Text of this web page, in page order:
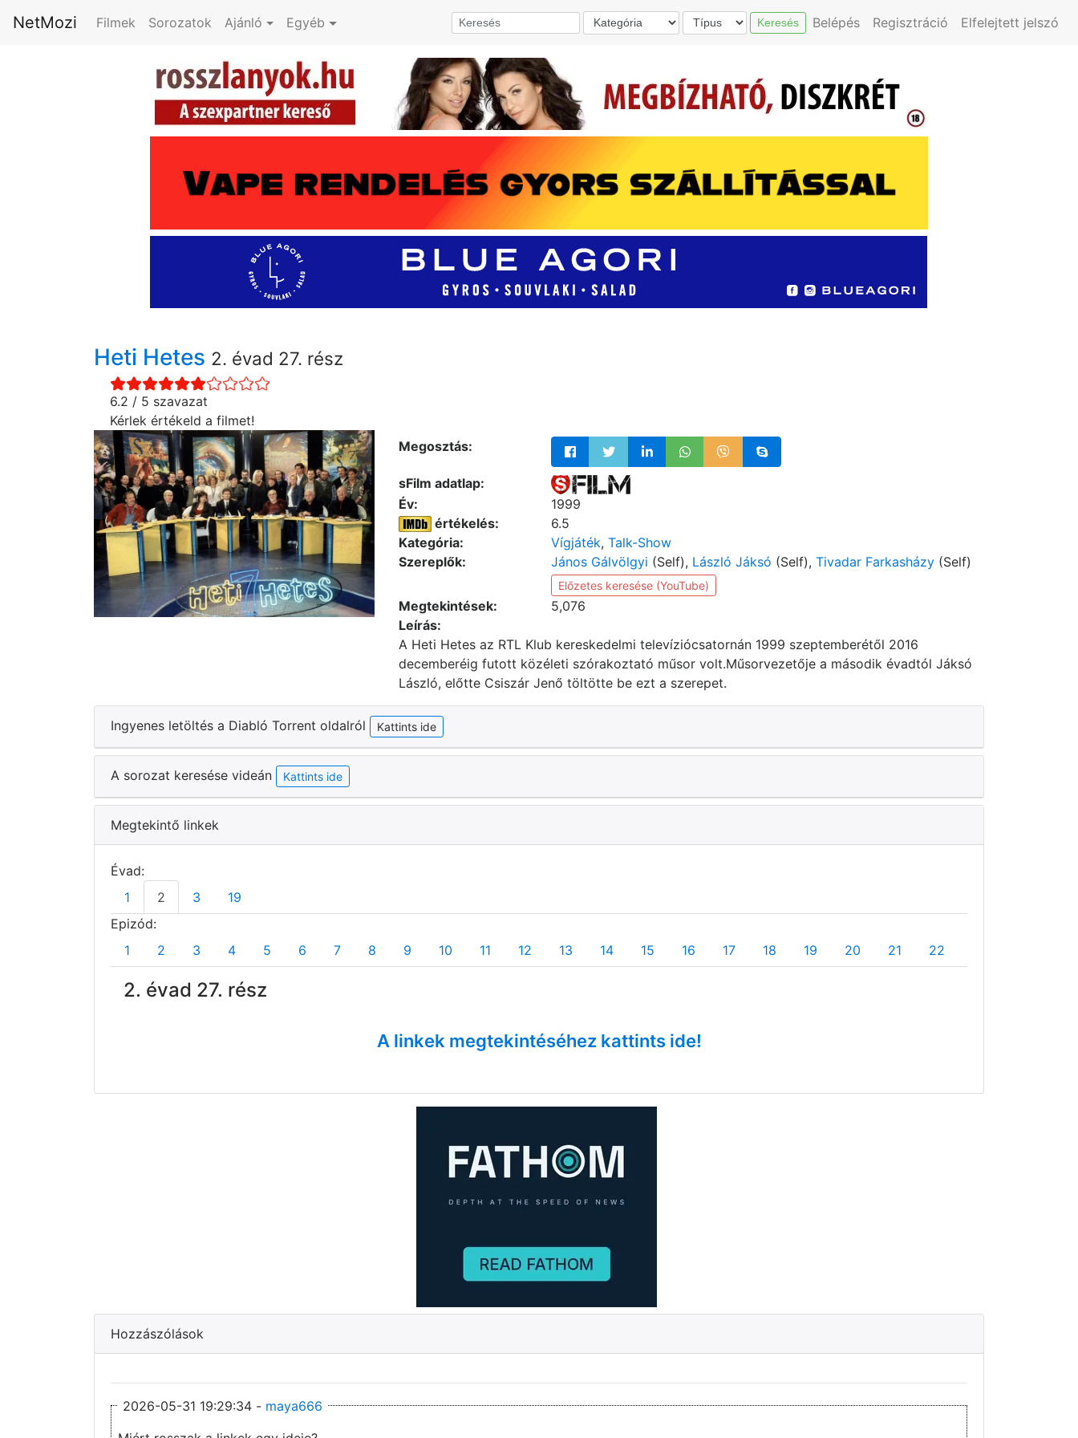
NetMozi Filmek Sorozatok Ajánló Egyéb Keresés Belépés Regisztráció Elfelejtett jelszó
Heti Hetes 2. évad 27. rész
6.2 / 5 szavazat
Kérlek értékeld a filmet!
Megosztás:
sFilm adatlap:
Év:
1999
értékelés:
6.5
Kategória:
Vígjáték, Talk-Show
Szereplők:
János Gálvölgyi (Self), László Jáksó (Self), Tivadar Farkasházy (Self)
Előzetes keresése (YouTube)
Megtekintések:
5,076
Leírás:
A Heti Hetes az RTL Klub kereskedelmi televíziócsatornán 1999 szeptemberétől 2016
decemberéig futott közéleti szórakoztató műsor volt.Műsorvezetője a második évadtól Jáksó
László, előtte Csiszár Jenő töltötte be ezt a szerepet.
Ingyenes letöltés a Diabló Torrent oldalról Kattints ide
A sorozat keresése videán Kattints ide
Megtekintő linkek
Évad:
1
2 3
19
Epizód:
1
2 3 4 5 6 7 8 9 10 11 12 13 14 15 16 17 18 19 20 21 22
2. évad 27. rész
A linkek megtekintéséhez kattints ide!
Hozzászólások
2026-05-31 19:29:34 - maya666